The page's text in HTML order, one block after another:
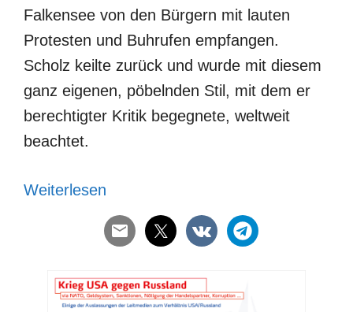
Falkensee von den Bürgern mit lauten
Protesten und Buhrufen empfangen.
Scholz keilte zurück und wurde mit diesem
ganz eigenen, pöbelnden Stil, mit dem er
berechtigter Kritik begegnete, weltweit
beachtet.
Weiterlesen